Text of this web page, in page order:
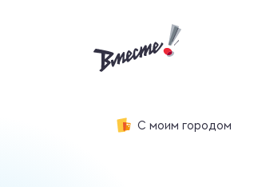
С моим городом